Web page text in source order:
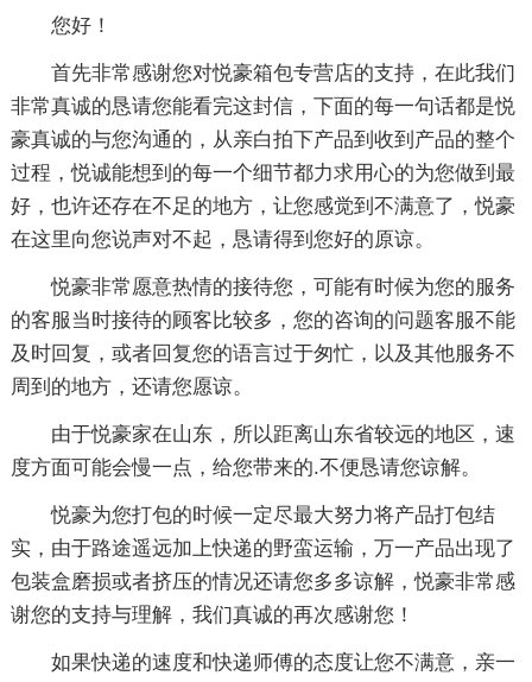
您好！
首先非常感谢您对悦豪箱包专营店的支持，在此我们
非常真诚的恳请您能看完这封信，下面的每一句话都是悦
豪真诚的与您沟通的，从亲白拍下产品到收到产品的整个
过程，悦诚能想到的每一个细节都力求用心的为您做到最
好，也许还存在不足的地方，让您感觉到不满意了，悦豪
在这里向您说声对不起，恳请得到您好的原谅。
悦豪非常愿意热情的接待您，可能有时候为您的服务
的客服当时接待的顾客比较多，您的咨询的问题客服不能
及时回复，或者回复您的语言过于匆忙，以及其他服务不
周到的地方，还请您愿谅。
由于悦豪家在山东，所以距离山东省较远的地区，速
度方面可能会慢一点，给您带来的.不便恳请您谅解。
悦豪为您打包的时候一定尽最大努力将产品打包结
实，由于路途遥远加上快递的野蛮运输，万一产品出现了
包装盒磨损或者挤压的情况还请您多多谅解，悦豪非常感
谢您的支持与理解，我们真诚的再次感谢您！
如果快递的速度和快递师傅的态度让您不满意，亲一